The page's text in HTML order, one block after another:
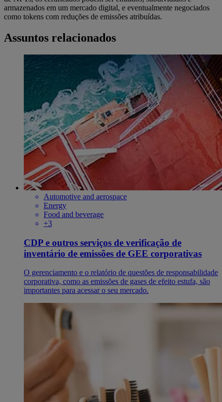
armazenados em um mercado digital, e eventualmente negociados
como tokens com reduções de emissões atribuídas.
Assuntos relacionados
Automotive and aerospace
Energy
Food and beverage
+3
CDP e outros serviços de verificação de
inventário de emissões de GEE corporativas
O gerenciamento e o relatório de questões de responsabilidade
corporativa, como as emissões de gases de efeito estufa, são
importantes para acessar o seu mercado.